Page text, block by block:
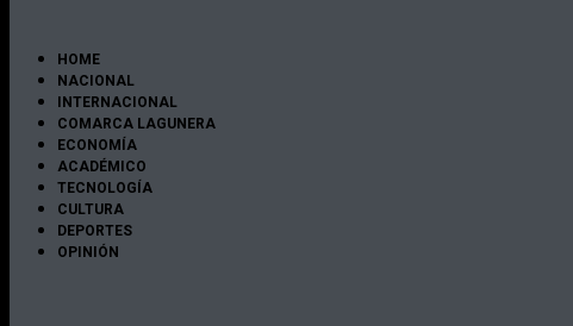
HOME
NACIONAL
INTERNACIONAL
COMARCA LAGUNERA
ECONOMÍA
ACADÉMICO
TECNOLOGÍA
CULTURA
DEPORTES
OPINIÓN